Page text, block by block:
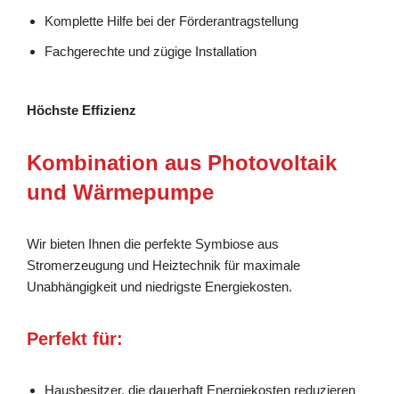
Komplette Hilfe bei der Förderantragstellung
Fachgerechte und zügige Installation
Höchste Effizienz
Kombination aus Photovoltaik
und Wärmepumpe
Wir bieten Ihnen die perfekte Symbiose aus
Stromerzeugung und Heiztechnik für maximale
Unabhängigkeit und niedrigste Energiekosten.
Perfekt für:
Hausbesitzer, die dauerhaft Energiekosten reduzieren